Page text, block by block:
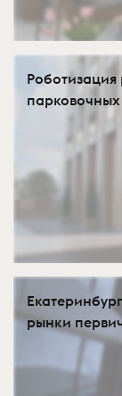
парковочных
рынки